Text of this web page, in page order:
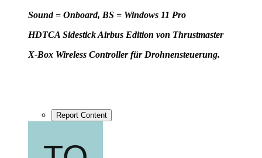
Sound = Onboard, BS = Windows 11 Pro
HDTCA Sidestick Airbus Edition von Thrustmaster
X-Box Wireless Controller für Drohnensteuerung.
Report Content